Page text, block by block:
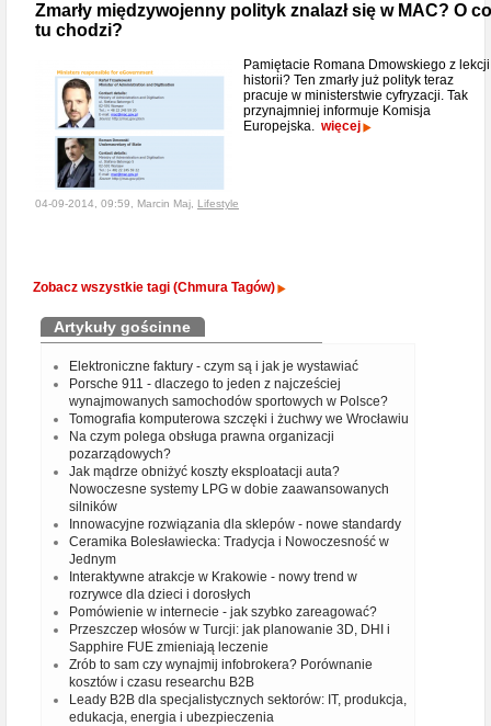
Zmarły międzywojenny polityk znalazł się w MAC? O co
tu chodzi?
Pamiętacie Romana Dmowskiego z lekcji
historii? Ten zmarły już polityk teraz
pracuje w ministerstwie cyfryzacji. Tak
przynajmniej informuje Komisja
Europejska. więcej
04-09-2014, 09:59, Marcin Maj, Lifestyle
Zobacz wszystkie tagi (Chmura Tagów)
Artykuły gościnne
Elektroniczne faktury - czym są i jak je wystawiać
Porsche 911 - dlaczego to jeden z najcześciej
wynajmowanych samochodów sportowych w Polsce?
Tomografia komputerowa szczęki i żuchwy we Wrocławiu
Na czym polega obsługa prawna organizacji
pozarządowych?
Jak mądrze obniżyć koszty eksploatacji auta?
Nowoczesne systemy LPG w dobie zaawansowanych
silników
Innowacyjne rozwiązania dla sklepów - nowe standardy
Ceramika Bolesławiecka: Tradycja i Nowoczesność w
Jednym
Interaktywne atrakcje w Krakowie - nowy trend w
rozrywce dla dzieci i dorosłych
Pomówienie w internecie - jak szybko zareagować?
Przeszczep włosów w Turcji: jak planowanie 3D, DHI i
Sapphire FUE zmieniają leczenie
Zrób to sam czy wynajmij infobrokera? Porównanie
kosztów i czasu researchu B2B
Leady B2B dla specjalistycznych sektorów: IT, produkcja,
edukacja, energia i ubezpieczenia